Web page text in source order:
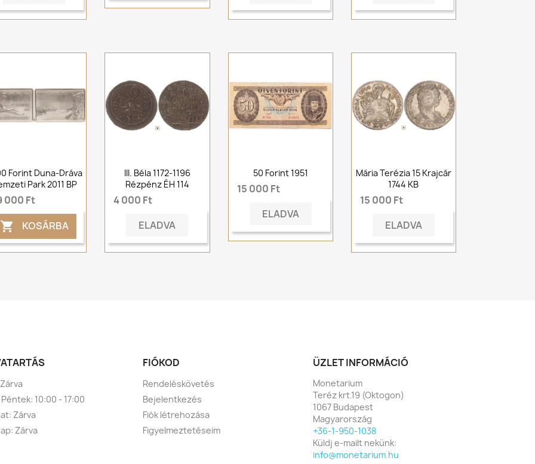
Forint Duna-Dráva
Park 2011 BP
000 Ft
 KOSÁRBA
III. Béla 1172-1196
Rézpénz ÉH 114
4 000 Ft
ELADVA
50 Forint 1951
15 000 Ft
ELADVA
Mária Terézia 15 Krajcár
1744 KB
15 000 Ft
ELADVA
10:00 - 17:00
Zárva
Zárva
FIÓKOD
Rendeléskövetés
Bejelentkezés
Fiók létrehozása
Figyelmeztetéseim
ÜZLET INFORMÁCIÓ
Monetarium
Teréz krt.19 (Oktogon)
1067 Budapest
Magyarország
+36-1-950-1038
Küldj e-mailt nekünk:
info@monetarium.hu